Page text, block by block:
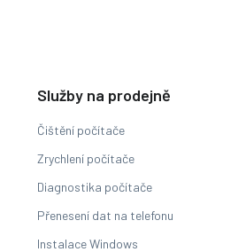
Služby na prodejně
Čištění počítače
Zrychlení počítače
Diagnostika počítače
Přenesení dat na telefonu
Instalace Windows